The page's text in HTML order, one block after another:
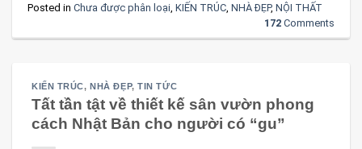
Posted inChưa được phân loại ,KIẾN TRÚC ,NHÀ ĐẸP,NỘI THẤT
172Comments
KIẾN TRÚC,NHÀ ĐẸP,TIN TỨC
Tất tần tật về thiết kế sân vườn phong
cách Nhật Bản cho người có “gu”